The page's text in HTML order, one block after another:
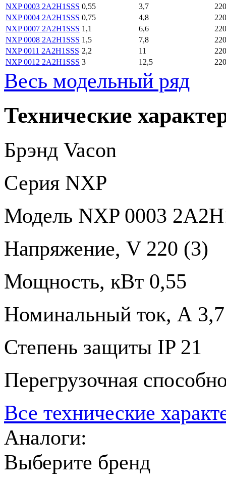
NXP 0003 2A2H1SSS 0,55 3,7
NXP 0004 2A2H1SSS 0,75 4,8
NXP 0007 2A2H1SSS 1,1 6,6
NXP 0008 2A2H1SSS 1,5 7,8
NXP 0011 2A2H1SSS 2,2 11
NXP 0012 2A2H1SSS 3 12,5
Весь модельный ряд
Технические
Брэнд Vacon
Серия NXP
Модель NXP 0003
Напряжение, V 220 (3)
Мощность, кВт 0,55
Номинальный ток, А 3,7
Степень защиты IP 21
Перегрузочная
Все технические
Аналоги:
Выберите бренд